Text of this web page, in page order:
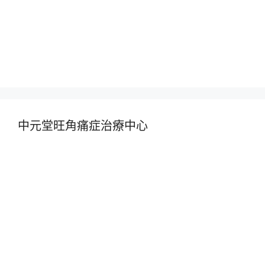
中元堂旺角痛症治療中心